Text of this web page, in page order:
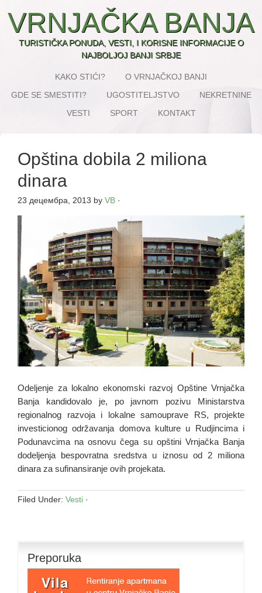
VRNJAČKA BANJA
TURISTIČKA PONUDA, VESTI, I KORISNE INFORMACIJE O
NAJBOLJOJ BANJI SRBJE
KAKO STIĆI?
O VRNJAČKOJ BANJI
GDE SE SMESTITI?
UGOSTITELJSTVO
NEKRETNINE
VESTI
SPORT KONTAKT
Opština dobila 2 miliona
dinara
23 децембра, 2013 by VB ·
Odeljenje za lokalno ekonomski razvoj Opštine Vrnjačka
Banja kandidovalo je, po javnom pozivu Ministarstva
regionalnog razvoja i lokalne samouprave RS, projekte
investicionog održavanja domova kulture u Rudjincima i
Podunavcima na osnovu čega su opštini Vrnjačka Banja
dodeljenja bespovratna sredstva u iznosu od 2 miliona
dinara za sufinansiranje ovih projekata.
Filed Under: Vesti ·
Preporuka